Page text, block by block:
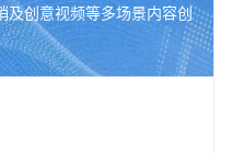
及创意视频等多场景内容创